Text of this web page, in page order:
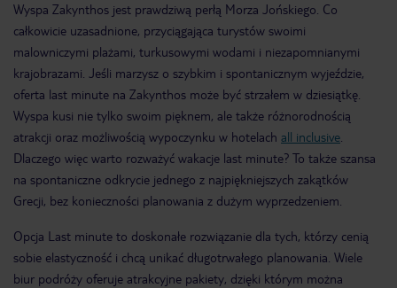
Wyspa Zakynthos jest prawdziwą perłą Morza Jońskiego. Co
całkowicie uzasadnione, przyciągająca turystów swoimi
malowniczymi plażami, turkusowymi wodami i niezapomnianymi
krajobrazami. Jeśli marzysz o szybkim i spontanicznym wyjeździe,
oferta last minute na Zakynthos może być strzałem w dziesiątkę.
Wyspa kusi nie tylko swoim pięknem, ale także różnorodnością
atrakcji oraz możliwością wypoczynku w hotelach all inclusive
Dlaczego więc warto rozważyć wakacje last minute? To także szansa
na spontaniczne odkrycie jednego z najpiękniejszych zakątków
Grecji, bez konieczności planowania z dużym wyprzedzeniem.
Opcja Last minute to doskonałe rozwiązanie dla tych, którzy cenią
sobie elastyczność i chcą unikać długotrwałego planowania. Wiele
biur podróży oferuje atrakcyjne pakiety, dzięki którym można